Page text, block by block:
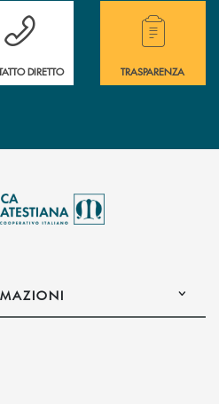
di assistenza ?&nbsp;
DIRETTO
Hai bisogno di
TRASPARENZA